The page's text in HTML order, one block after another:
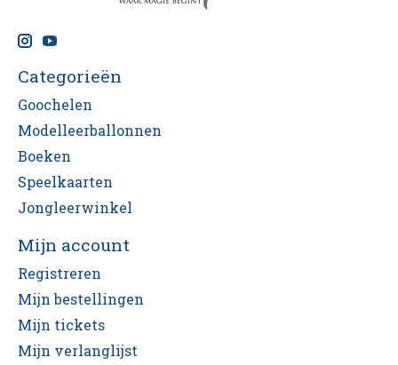
Categorieën
Goochelen
Modelleerballonnen
Boeken
Speelkaarten
Jongleerwinkel
Mijn account
Registreren
Mijn bestellingen
Mijn tickets
Mijn verlanglijst